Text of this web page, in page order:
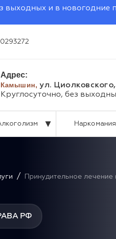
выходных и в новогодние
Адрес:
Камышин, ул.
Круглосуточно, без
Наркомания
/ Принудительное лечение
РФ